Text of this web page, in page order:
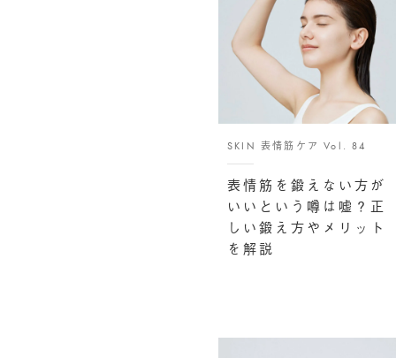
SKIN 表情筋ケア Vol. 84
表情筋を鍛えない方が
いいという噂は嘘？正
しい鍛え方やメリット
を解説